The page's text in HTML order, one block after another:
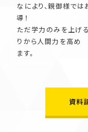
なにより、親御様で
導！
ただ学力のみを上げ
りから人間力を高め
ます。
資料